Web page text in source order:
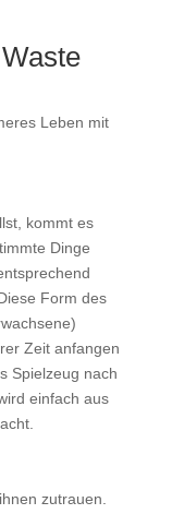
Leben mit
kommt es
Dinge
Form des
Zeit anfangen
Spielzeug nach
einfach aus
zutrauen.